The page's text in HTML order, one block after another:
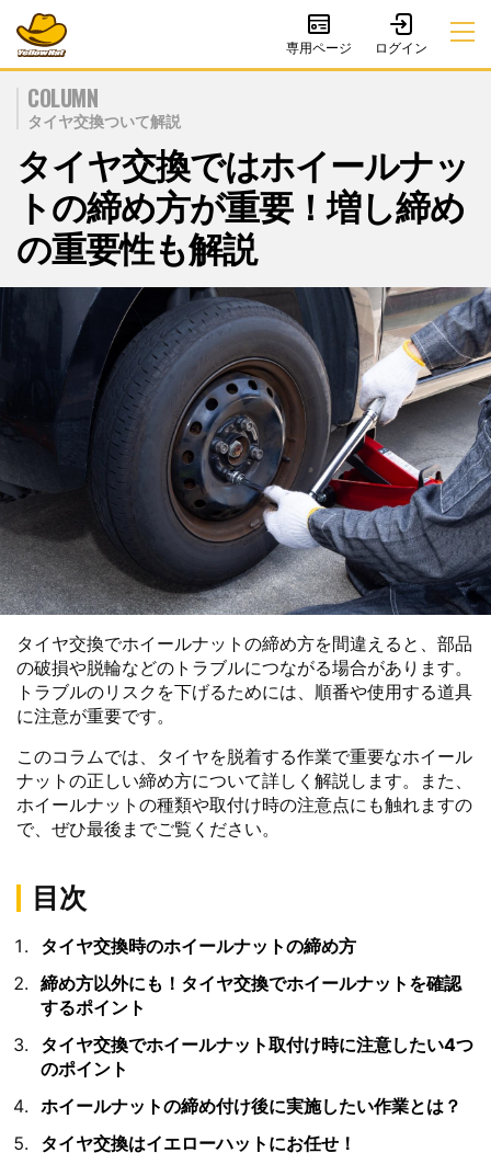
専用ページ
COLUMN
タイヤ交換ついて解説
タイヤ交換ではホイールナッ
トの締め方が重要！増し締め
の重要性も解説
タイヤ交換でホイールナットの締め方を間違えると、部品
の破損や脱輪などのトラブルにつながる場合があります。
トラブルのリスクを下げるためには、順番や使用する道具
に注意が重要です。
このコラムでは、タイヤを脱着する作業で重要なホイール
ナットの正しい締め方について詳しく解説します。また、
ホイールナットの種類や取付け時の注意点にも触れますの
で、ぜひ最後までご覧ください。
目次
タイヤ交換時のホイールナットの締め方
締め方以外にも！タイヤ交換でホイールナットを確認
するポイント
タイヤ交換でホイールナット取付け時に注意したい4つ
のポイント
ホイールナットの締め付け後に実施したい作業とは？
タイヤ交換はイエローハットにお任せ！